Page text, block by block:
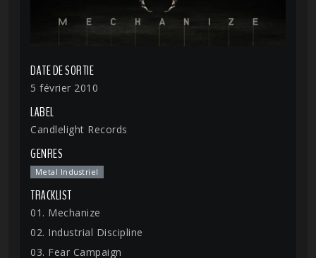
DATE DE SORTIE
5 février 2010
LABEL
Candlelight Records
GENRES
Metal Industriel
TRACKLIST
01. Mechanize
02. Industrial Discipline
03. Fear Campaign